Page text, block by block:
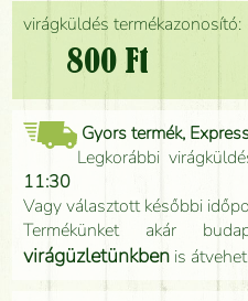
virágküldés
800 Ft
Gyors termék,
Legkorábbi
11:30
Vagy választott későbbi
Termékünket akár
virágüzletünkben is